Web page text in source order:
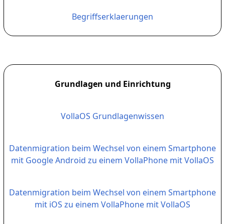
Begriffserklaerungen
Grundlagen und Einrichtung
VollaOS Grundlagenwissen
Datenmigration beim Wechsel von einem Smartphone
mit Google Android zu einem VollaPhone mit VollaOS
Datenmigration beim Wechsel von einem Smartphone
mit iOS zu einem VollaPhone mit VollaOS